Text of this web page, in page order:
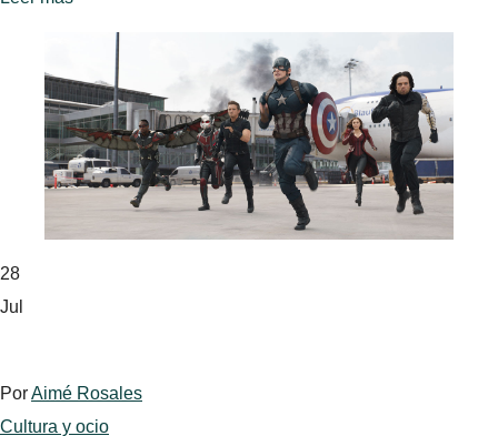
28
Jul
PorAimé Rosales
Cultura y ocio